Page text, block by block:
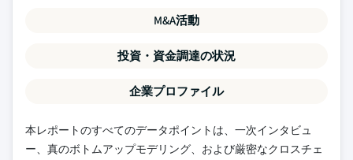
M&A活動
投資・資金調達の状況
企業プロファイル
本レポートのすべてのデータポイントは、一次インタビュ
ー、真のボトムアップモデリング、および厳密なクロスチェ